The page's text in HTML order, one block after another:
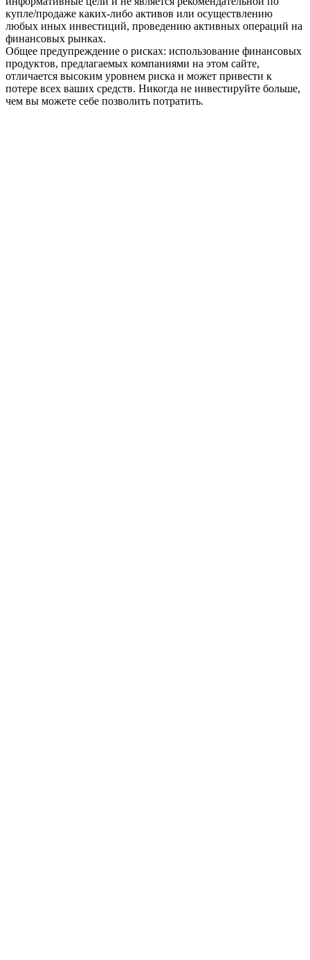
купле/продаже каких-либо активов или осуществлению
любых иных инвестиций, проведению активных операций на
финансовых рынках.
Общее предупреждение о рисках: использование финансовых
продуктов, предлагаемых компаниями на этом сайте,
отличается высоким уровнем риска и может привести к
потере всех ваших средств. Никогда не инвестируйте больше,
чем вы можете себе позволить потратить.